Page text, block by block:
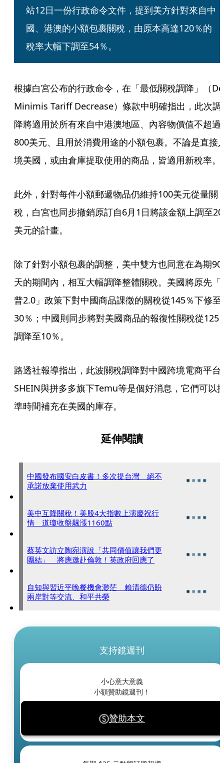
站12日一份行政命令文件，提到美方針對來自中
國、港澳的小額包裹關稅，由原本高達120％的
稅率大幅下調至54％。
根據白宮公布的行政命令，在「最低關稅調降」（De
Minimis Tariff Decrease）條款中明確指出，此次調
降將適用於所有來自中港澳地區、內容物價值不超過
800美元、且用於消費用途的小額包裹。不論是直接
境美國，或由倉庫提取使用的商品，皆適用新稅率。
此外，針對每件小額郵遞物品仍維持100美元從量關
稅，白宮也同步撤銷原訂自6月1日將該金額上調至
美元的計畫。
除了針對小額包裹的調整，美中雙方也同意在為期90
天的期間內，相互大幅調降整體關稅。美國將原先「
普2.0」政策下對中國商品課徵的關稅從145％下修至
30％；中國則同步將對美國商品的報復性關稅從125
調降至10％。
路透社報導指出，此波關稅調降對中國跨境電商平台
SHEIN與拼多多旗下Temu等是個好消息，它們可以
準時間補充在美國的庫存。
延伸閱讀
中國發布國安白皮書！多次提台灣 絕不
承諾放棄使用武力
美中互降關稅！美股4大指數上演慶祝行
情 道瓊收盤飆漲1160點
蔡英文訪立陶宛演說「共同價值讓我們更
團結」 將應邀赴倫敦！英政府回應了
自知與習近平晚餐機會渺茫 賴清德仍盼
兩岸對等交流、和平共榮
支持鏡週刊
小心意大意義
小額贊助鏡週刊！
贊助本文